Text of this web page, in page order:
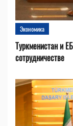
Экономика
Туркменистан и
сотрудничестве